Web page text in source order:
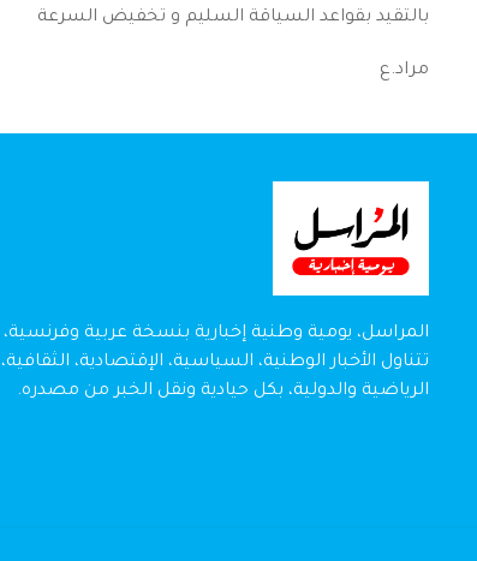
بالتقيد بقواعد السياقة السليم و تخفيض السرعة
مراد.ع
المراسل، يومية وطنية إخبارية بنسخة عربية وفرنسية،
تتناول الأخبار الوطنية، السياسية، الإقتصادية، الثقافية،
الرياضية والدولية، بكل حيادية ونقل الخبر من مصدره.